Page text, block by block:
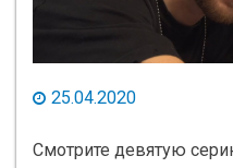
25.04.2020
Смотрите девятую